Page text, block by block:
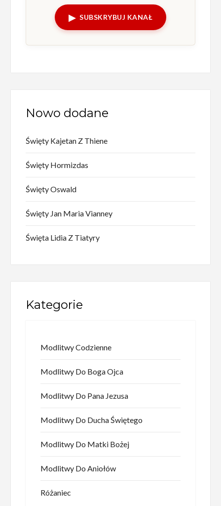
▶ SUBSKRYBUJ KANAŁ
Nowo dodane
Święty Kajetan Z Thiene
Święty Hormizdas
Święty Oswald
Święty Jan Maria Vianney
Święta Lidia Z Tiatyry
Kategorie
Modlitwy Codzienne
Modlitwy Do Boga Ojca
Modlitwy Do Pana Jezusa
Modlitwy Do Ducha Świętego
Modlitwy Do Matki Bożej
Modlitwy Do Aniołów
Różaniec